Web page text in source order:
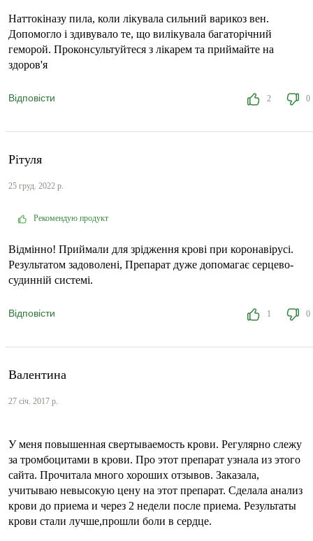
Наттокіназу пила, коли лікувала сильний варикоз вен.
Допомогло і здивувало те, що вилікувала багаторічний
геморой. Проконсультуйтеся з лікарем та приймайте на
здоров'я
Відповісти 2 0
Рітуля
25 груд. 2022 р.
Рекомендую продукт
Відмінно! Приймали для зрідження крові при коронавірусі.
Результатом задоволені, Препарат дуже допомагає серцево-
судинній системі.
Відповісти 1 0
Валентина
27 січ. 2017 р.
У меня повышенная свертываемость крови. Регулярно слежу
за тромбоцитами в крови. Про этот препарат узнала из этого
сайта. Прочитала много хороших отзывов. Заказала,
учитываю невысокую цену на этот препарат. Сделала анализ
крови до приема и через 2 недели после приема. Результаты
крови стали лучше,прошли боли в сердце.